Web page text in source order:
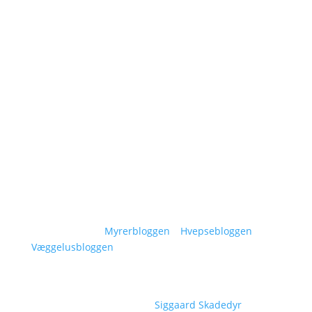
Myrerbloggen Hvepsebloggen
Væggelusbloggen
Siggaard Skadedyr